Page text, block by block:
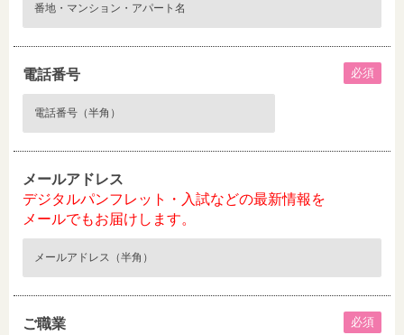
電話番号 必須
メールアドレス
デジタルパンフレット・入試などの最新情報を
メールでもお届けします。
ご職業 必須